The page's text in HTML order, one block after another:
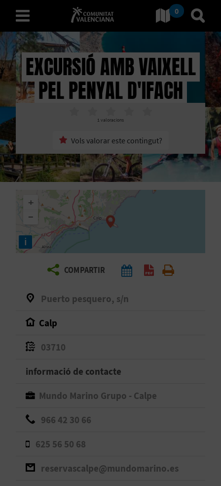
valencià
D
E
S
C
O
B
Ves a Comunitat
0
EXCURSIÓ AMB VAIXELL
PEL PENYAL D'IFACH
1 valoracions
Vols valorar este contingut?
+
−
i
COMPARTIR
Puerto pesquero, s/n
Calp
03710
informació de contacte
Mundo Marino Grupo - Calpe
966 42 30 66
625 56 50 68
reservascalpe@mundomarino.es